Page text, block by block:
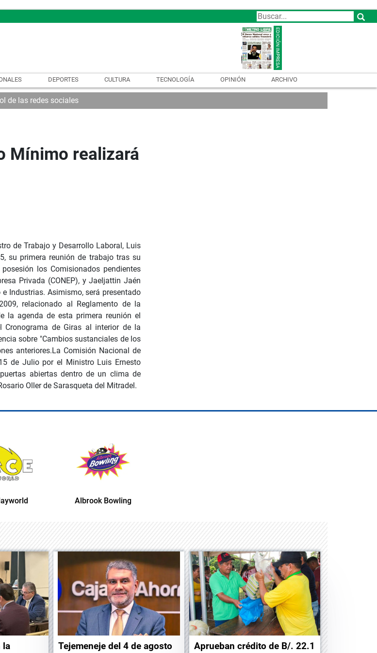
DEPORTES CULTURA TECNOLOGÍA OPINIÓN ARCHIVO
de las redes sociales
Mínimo realizará
de Trabajo y Desarrollo Laboral, Luis
su primera reunión de trabajo tras su
los Comisionados pendientes
Privada (CONEP), y Jaeljattin Jaén
Industrias. Asimismo, será presentado
relacionado al Reglamento de la
la agenda de esta primera reunión el
Cronograma de Giras al interior de la
sobre "Cambios sustanciales de los
anteriores.La Comisión Nacional de
de Julio por el Ministro Luis Ernesto
abiertas dentro de un clima de
Oller de Sarasqueta del Mitradel.
Albrook Bowling
la
Tejemeneje del 4 de agosto
Aprueban crédito de B/. 22.1